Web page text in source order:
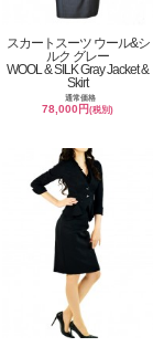
スカートスーツ ウール&シ
ルク グレー
WOOL & SILK Gray Jacket &
Skirt
通常価格
78,000円(税別)